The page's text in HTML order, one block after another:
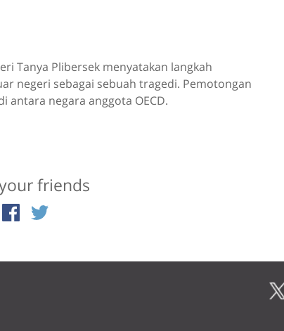
Tanya Plibersek menyatakan langkah
negeri sebagai sebuah tragedi. Pemotongan
negara anggota OECD.
friends